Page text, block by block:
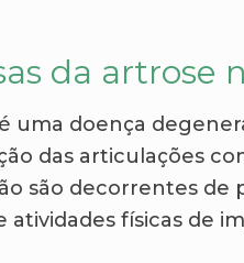
da artrose
uma doença
das articulações
são decorrentes
atividades físicas de